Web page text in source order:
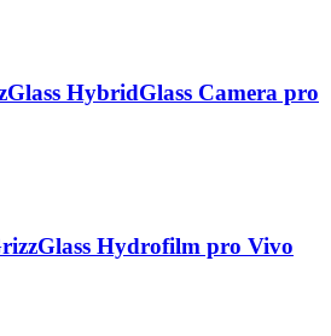
HybridGlass Camera pro
Hydrofilm pro Vivo